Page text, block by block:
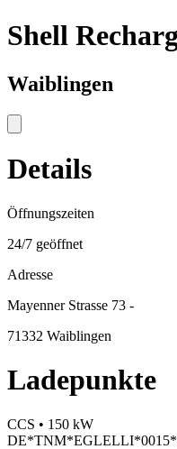
Shell
Waiblingen
Details
Öffnungszeiten
24/7 geöffnet
Adresse
Mayenner Strasse 73 -
71332 Waiblingen
Ladepunkte
CCS • 150 kW